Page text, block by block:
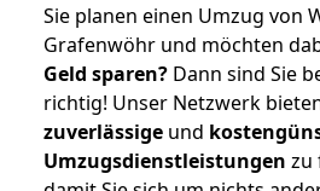
Sie planen einen Umzug von
Grafenwöhr und möchten
Geld sparen? Dann sind Sie
richtig! Unser Netzwerk
zuverlässige und
Umzugsdienstleistungen zu